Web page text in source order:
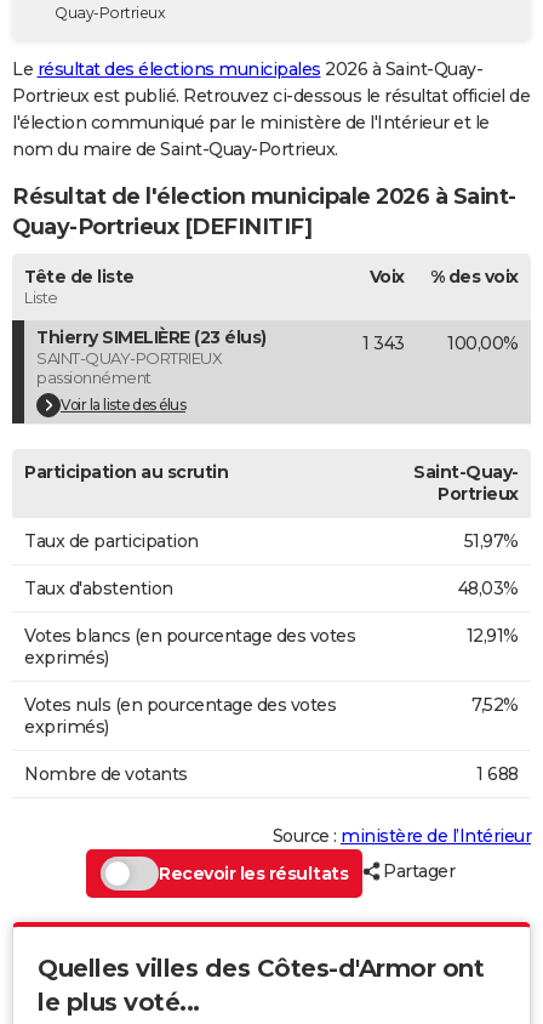
Destinations
City break
Voyage nature
Voyage de noces
Forum
GUIDES D'ACHAT
BONS PLANS
Carte de Noël
Carte Bonne année
Carte Saint-Valentin
Carte Pâques
Carte d'anniversaire
DICTIONNAIRE
Dictionnaire
Biographies
Citations
Expressions
Proverbes
PROGRAMME TV
COPAINS D'AVANT
S'inscrire
Se connecter
Lycées
Collèges
Primaires
Universités
Entreprises
Service militaire
Avis de recherche
AVIS DE DÉCÈS
FORUM
Bricolage
Lifestyle
Culture
Sport
Auto
Television
Voyage
Cinema
Quay-Portrieux
Le résultat des élections municipales 2026 à Saint-Quay-
Portrieux est publié. Retrouvez ci-dessous le résultat officiel de
l'élection communiqué par le ministère de l'Intérieur et le
nom du maire de Saint-Quay-Portrieux.
Résultat de l'élection municipale 2026 à Saint-
Quay-Portrieux [DEFINITIF]
Tête de liste
Liste
Voix % des voix
Thierry SIMELIÈRE (23 élus)
SAINT-QUAY-PORTRIEUX
passionnément
Voir la liste des élus
1 343 100,00%
Participation au scrutin
Saint-Quay-
Portrieux
Taux de participation 51,97%
Taux d'abstention 48,03%
Votes blancs (en pourcentage des votes
exprimés)
12,91%
Votes nuls (en pourcentage des votes
exprimés)
7,52%
Nombre de votants 1 688
Source : ministère de l’Intérieur
Recevoir les résultats
Partager
Quelles villes des Côtes-d'Armor ont
le plus voté...